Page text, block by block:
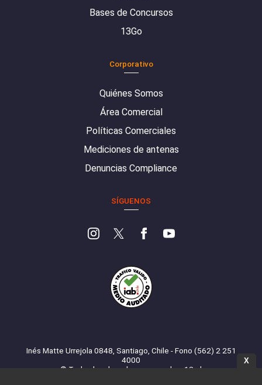
Bases de Concursos
13Go
Corporativo
Quiénes Somos
Área Comercial
Políticas Comerciales
Mediciones de antenas
Denuncias Compliance
SÍGUENOS
Inés Matte Urrejola 0848, Santiago, Chile - Fono (562) 2 251
4000
© Todos los derechos reservados. 13.cl
X